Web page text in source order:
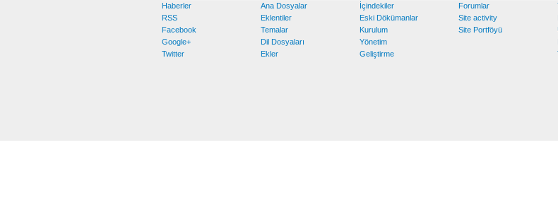
Haberler
RSS
Facebook
Google+
Twitter
Ana Dosyalar
Eklentiler
Temalar
Dil Dosyaları
Ekler
İçindekiler
Eski Dökümanlar
Kurulum
Yönetim
Geliştirme
Forumlar
Site activity
Site Portföyü